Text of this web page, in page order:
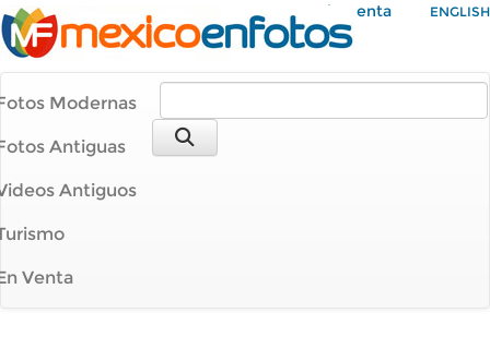
Mi Cuenta ENGLISH
Modernas
Antiguas
Antiguos
Venta